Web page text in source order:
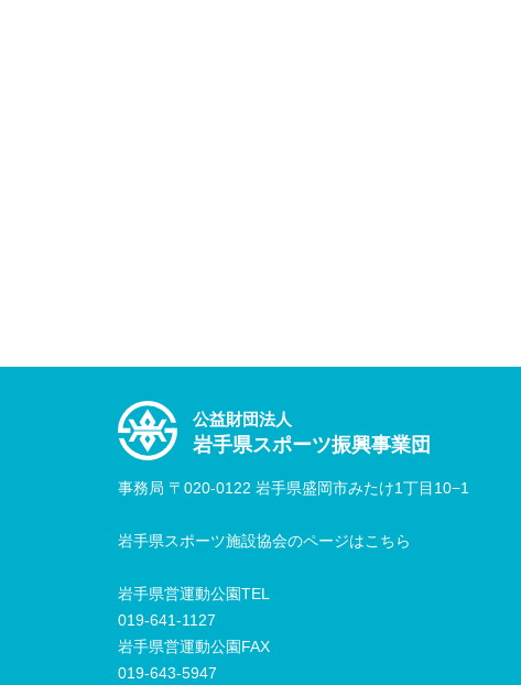
公益財団法人
岩手県スポーツ振興事業団
事務局 〒020-0122 岩手県盛岡市みたけ1丁目10−1
岩手県スポーツ施設協会のページはこちら
岩手県営運動公園TEL
019-641-1127
岩手県営運動公園FAX
019-643-5947